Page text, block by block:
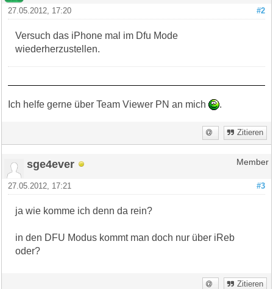
#2
27.05.2012, 17:20
Versuch das iPhone mal im Dfu Mode
wiederherzustellen.
Ich helfe gerne über Team Viewer PN an mich .
Zitieren
sge4ever Member
#3
27.05.2012, 17:21
ja wie komme ich denn da rein?
in den DFU Modus kommt man doch nur über iReb
oder?
Zitieren